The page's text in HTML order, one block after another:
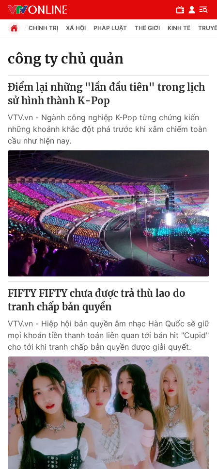
Chuyên mục
Chính trị
Xã hội
Pháp luật
Y tế
Thế giới
Tin tức
Thế giới đó đây
Câu chuyện quốc tế
Kinh tế
Tài chính
Thị trường
Góc doanh nghiệp
Dữ liệu và đời sống
Truyền hình
Hậu trường
Nhân vật
Khán giả
Giải sao mai
Giải trí
Điện ảnh
Âm nhạc
Sao
Đời sống
Du lịch
Làm đẹp
Chất lượng cuộc sống
Giáo dục
Tuyển sinh
Học trực tuyến
Công nghệ
Hitech Công nghệ tương lai
Sản phẩm
Thị trường
Giao lưu trực tuyến
Lịch phát sóng
CHÍNH TRỊ XÃ HỘI PHÁP LUẬT THẾ GIỚI KINH TẾ
công ty chủ quản
Điểm lại những "lần đầu tiên" trong lịch
sử hình thành K-Pop
VTV.vn - Ngành công nghiệp K-Pop từng chứng kiến
những khoảnh khắc đột phá trước khi xâm chiếm toàn
cầu như hiện nay.
FIFTY FIFTY chưa được trả thù lao do
tranh chấp bản quyền
VTV.vn - Hiệp hội bản quyền âm nhạc Hàn Quốc sẽ giữ
mọi khoản tiền thanh toán liên quan tới bản hit "Cupid"
cho tới khi tranh chấp bản quyền được giải quyết.